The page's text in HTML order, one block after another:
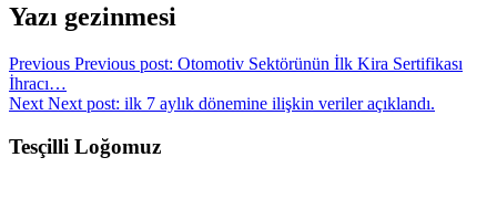
Yazı gezinmesi
Previous Previous post: Otomotiv Sektörünün İlk Kira Sertifikası
İhracı…
Next Next post: ilk 7 aylık dönemine ilişkin veriler açıklandı.
Tesçilli Loğomuz